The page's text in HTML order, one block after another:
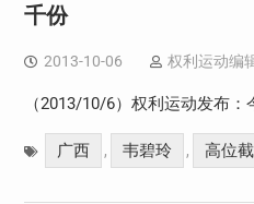
千份
2013-10-06 权利运动编
（2013/10/6）权利运动发布：
广西 , 韦碧玲 , 高位